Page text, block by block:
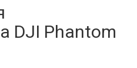
DJI Phantom